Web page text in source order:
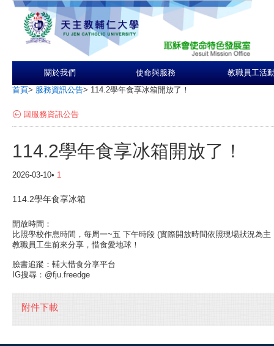
關於我們 使命與服務 教職員工活
首頁> 服務資訊公告> 114.2學年食享冰箱開放了！
回服務資訊公告
114.2學年食享冰箱開放了！
2026-03-10• 1
114.2學年食享冰箱
開放時間：
比照學校作息時間，每周一~五 下午時段 (實際開放時間依照現場狀況為
教職員工生前來分享，惜食愛地球！
臉書追蹤：輔大惜食分享平台
IG搜尋：@fju.freedge
附件下載